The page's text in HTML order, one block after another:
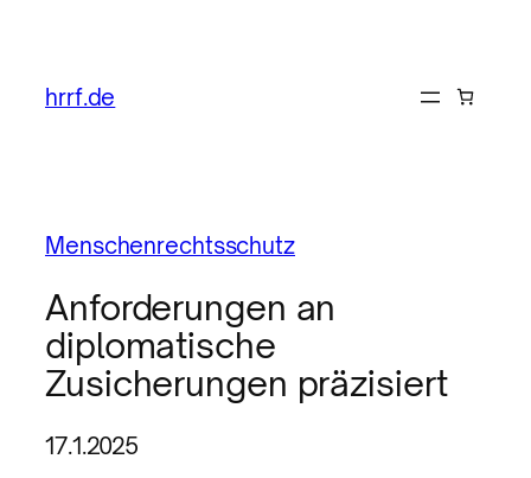
hrrf.de
Menschenrechtsschutz
Anforderungen an
diplomatische
Zusicherungen präzisiert
17.1.2025